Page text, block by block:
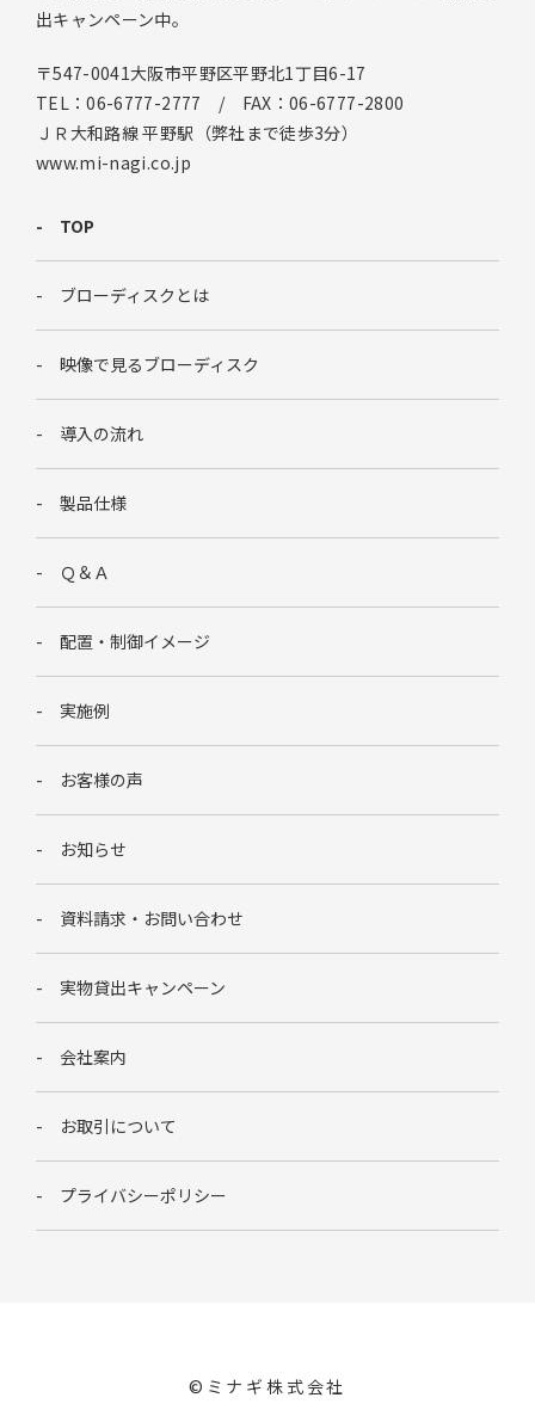
出キャンペーン中。
〒547-0041大阪市平野区平野北1丁目6-17
TEL：06-6777-2777 / FAX：06-6777-2800
ＪＲ大和路線 平野駅（弊社まで徒歩3分）
www.mi-nagi.co.jp
TOP
ブローディスクとは
映像で見るブローディスク
導入の流れ
製品仕様
Ｑ＆Ａ
配置・制御イメージ
実施例
お客様の声
お知らせ
資料請求・お問い合わせ
実物貸出キャンペーン
会社案内
お取引について
プライバシーポリシー
©︎ミナギ株式会社